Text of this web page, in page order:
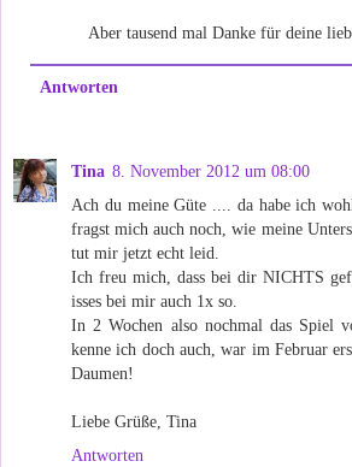
Aber tausend mal Danke für deine
Antworten
Tina 8. November 2012 um 08:00
Ach du meine Güte .... da habe ich
fragst mich auch noch, wie meine
tut mir jetzt echt leid.
Ich freu mich, dass bei dir NICHTS
isses bei mir auch 1x so.
In 2 Wochen also nochmal das Spiel
kenne ich doch auch, war im Februar
Daumen!
Liebe Grüße, Tina
Antworten